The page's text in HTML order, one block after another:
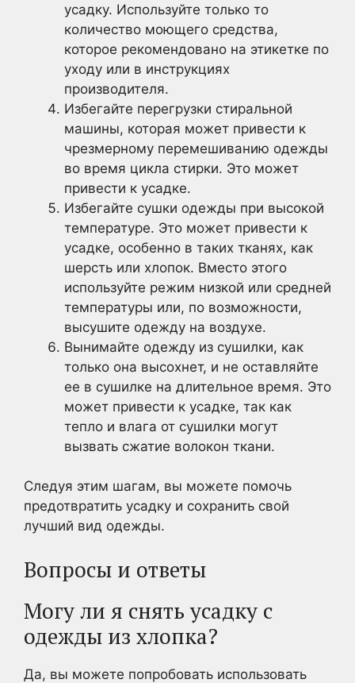
усадку. Используйте только то
количество моющего средства,
которое рекомендовано на этикетке по
уходу или в инструкциях
производителя.
Избегайте перегрузки стиральной
машины, которая может привести к
чрезмерному перемешиванию одежды
во время цикла стирки. Это может
привести к усадке.
Избегайте сушки одежды при высокой
температуре. Это может привести к
усадке, особенно в таких тканях, как
шерсть или хлопок. Вместо этого
используйте режим низкой или средней
температуры или, по возможности,
высушите одежду на воздухе.
Вынимайте одежду из сушилки, как
только она высохнет, и не оставляйте
ее в сушилке на длительное время. Это
может привести к усадке, так как
тепло и влага от сушилки могут
вызвать сжатие волокон ткани.
Следуя этим шагам, вы можете помочь
предотвратить усадку и сохранить свой
лучший вид одежды.
Вопросы и ответы
Могу ли я снять усадку с
одежды из хлопка?
Да, вы можете попробовать использовать